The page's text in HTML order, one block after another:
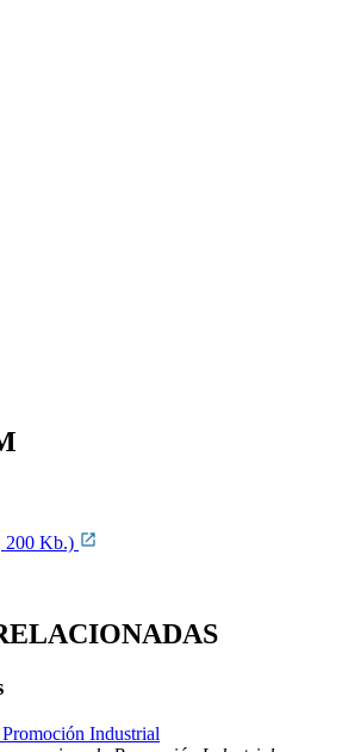
200 Kb.)
Industrial